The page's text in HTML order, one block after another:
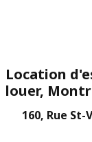
Location
louer,
160, Rue St-